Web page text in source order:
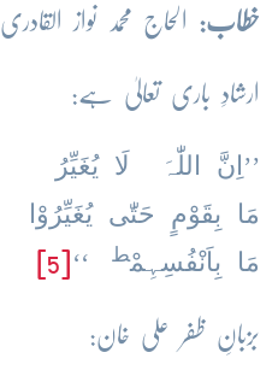
خطاب: الحاج محمد نواز القادری
ارشادِ باری تعالیٰ ہے:
’’ اِنَّ اللّٰہَ لَا یُغَیِّرُ
مَا بِقَوْمٍ حَتّٰی یُغَیِّرُوْا
مَا بِاَنْفُسِہِمْط ‘‘
بزبانِ ظفر علی خان: